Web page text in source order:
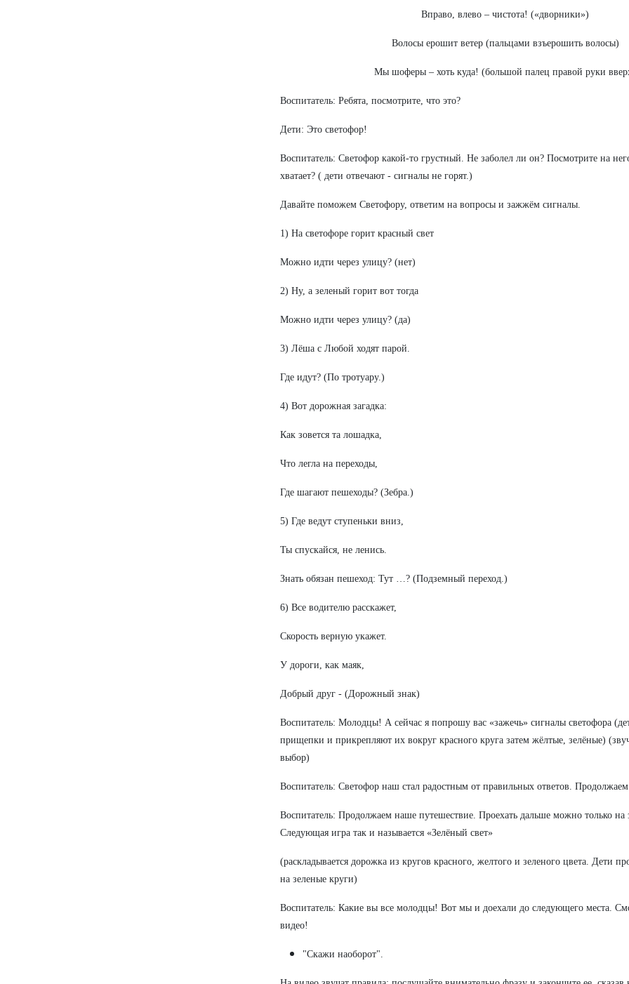
Вправо, влево – чистота! («дворники»)
Волосы ерошит ветер (пальцами взъерошить волосы)
Мы шоферы – хоть куда! (большой палец правой руки
Воспитатель: Ребята, посмотрите, что это?
Дети: Это светофор!
Воспитатель: Светофор какой-то грустный. Не заболел ли он? Посмотрите на
хватает? ( дети отвечают - сигналы не горят.)
Давайте поможем Светофору, ответим на вопросы и зажжём сигналы.
1) На светофоре горит красный свет
Можно идти через улицу? (нет)
2) Ну, а зеленый горит вот тогда
Можно идти через улицу? (да)
3) Лёша с Любой ходят парой.
Где идут? (По тротуару.)
4) Вот дорожная загадка:
Как зовется та лошадка,
Что легла на переходы,
Где шагают пешеходы? (Зебра.)
5) Где ведут ступеньки вниз,
Ты спускайся, не ленись.
Знать обязан пешеход: Тут …? (Подземный переход.)
6) Все водителю расскажет,
Скорость верную укажет.
У дороги, как маяк,
Добрый друг - (Дорожный знак)
Воспитатель: Молодцы! А сейчас я попрошу вас «зажечь» сигналы светофора
прищепки и прикрепляют их вокруг красного круга затем жёлтые, зелёные)
выбор)
Воспитатель: Светофор наш стал радостным от правильных ответов.
Воспитатель: Продолжаем наше путешествие. Проехать дальше можно только на
Следующая игра так и называется «Зелёный свет»
(раскладывается дорожка из кругов красного, желтого и зеленого цвета. Дети
на зеленые круги)
Воспитатель: Какие вы все молодцы! Вот мы и доехали до следующего места.
видео!
"Скажи наоборот".